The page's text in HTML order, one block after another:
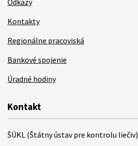
Odkazy
Kontakty
Regionálne pracoviská
Bankové spojenie
Úradné hodiny
Kontakt
ŠÚKL (Štátny ústav pre kontrolu liečiv)